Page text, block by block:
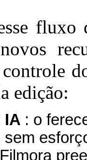
edição:
IA : o
sem